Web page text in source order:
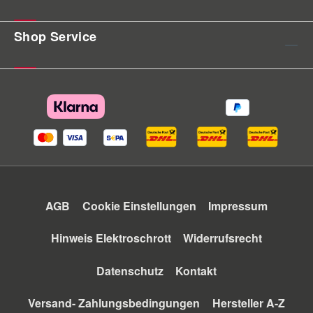
Shop Service
AGB Cookie Einstellungen Impressum
Hinweis Elektroschrott Widerrufsrecht
Datenschutz Kontakt
Versand- Zahlungsbedingungen Hersteller A-Z